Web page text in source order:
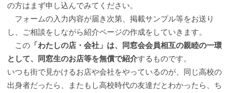
の方はまず申し込んでみてください。
フォームの入力内容が届き次第、掲載サンプル等をお送り
し、ご相談をしながら紹介ページの作成をしていきます。
この 「わたしの店・会社」は、同窓会会員相互の親睦の一環
として、同窓生のお店等を無償で紹介するものです。
いつも街で見かけるお店や会社をやっているのが、同じ高校の
出身者だったら、またもし高校時代の友達だとわかったら、ち